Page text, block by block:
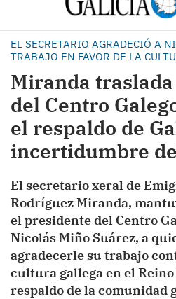
EL SECRETARIO AGRADECIÓ A
TRABAJO EN FAVOR DE LA
Miranda
del Centro
el respaldo de
incertidumbre
El secretario xeral de
Rodríguez Miranda,
el presidente del Centro
Nicolás Miño Suárez, a
agradecerle su trabajo
cultura gallega en el
respaldo de la comunidad